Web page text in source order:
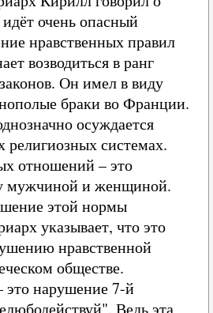
очень опасный
нравственных правил
возводиться в ранг
Он имел в виду
браки во Франции.
осуждается
религиозных системах.
отношений – это
мужчиной и женщиной.
этой нормы
указывает, что это
нравственной
обществе.
это нарушение 7-й
Ведь эта